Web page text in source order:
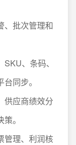
、批次管理和
、条码、
同步。
供应商绩效分
。
管理、利润核